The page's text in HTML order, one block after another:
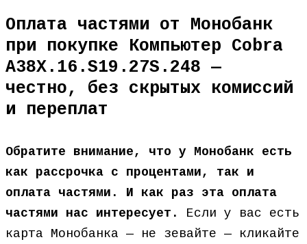
Оплата частями от Монобанк
при покупке Компьютер Cobra
A38X.16.S19.27S.248 —
честно, без скрытых комиссий
и переплат
Обратите внимание, что у Монобанк есть
как рассрочка с процентами, так и
оплата частями. И как раз эта оплата
частями нас интересует.
Если у вас есть
карта Монобанка — не зевайте — кликайте